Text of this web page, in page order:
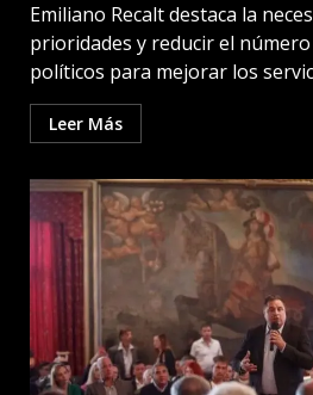
Emiliano Recalt destaca la
prioridades y reducir el
políticos para mejorar los
Leer Más